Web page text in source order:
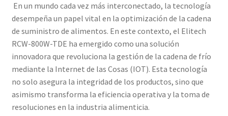
En un mundo cada vez más interconectado, la tecnología
desempeña un papel vital en la optimización de la cadena
de suministro de alimentos. En este contexto, el Elitech
RCW-800W-TDE ha emergido como una solución
innovadora que revoluciona la gestión de la cadena de frío
mediante la Internet de las Cosas (IOT). Esta tecnología
no solo asegura la integridad de los productos, sino que
asimismo transforma la eficiencia operativa y la toma de
resoluciones en la industria alimenticia.